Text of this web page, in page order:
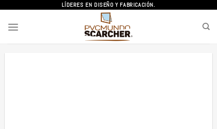
content
LÍDERES EN DISEÑO Y FABRICACIÓN.